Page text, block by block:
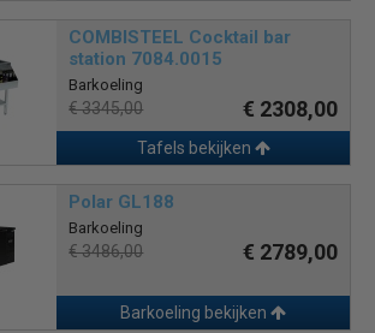
COMBISTEEL Cocktail bar
station 7084.0015
Barkoeling
€ 3345,00 € 2308,00
Tafels bekijken
Polar GL188
Barkoeling
€ 3486,00 € 2789,00
Barkoeling bekijken